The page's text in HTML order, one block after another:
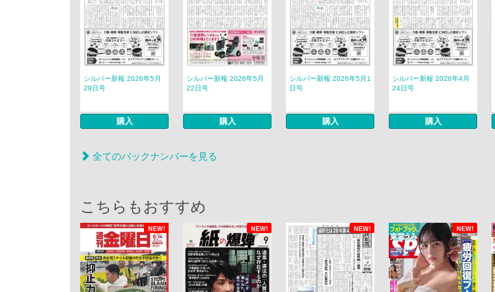
シルバー新報 2026年5月
29日号
購入
シルバー新報 2026年5月
22日号
購入
シルバー新報 2026年5月1
日号
購入
シルバー新報 2026年4月
24日号
購入
全てのバックナンバーを見る
こちらもおすすめ
NEW! NEW! NEW! NEW!